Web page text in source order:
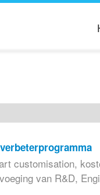
customisation,
van R&D,